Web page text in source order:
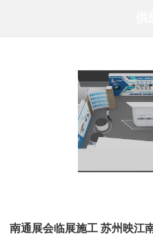
南通展会临展施工 苏州映江